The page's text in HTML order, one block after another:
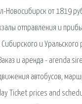
от 1819
отправления и
и Уральского
и аренда -
автобусов,
Ticket prices and